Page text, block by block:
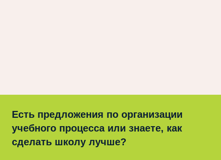
Есть предложения по организации
учебного процесса или знаете, как
сделать школу лучше?